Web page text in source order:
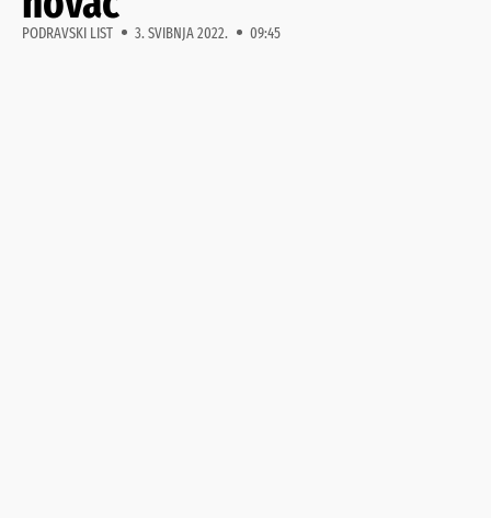
PODRAVSKI LIST 3. SVIBNJA 2022. 09:45